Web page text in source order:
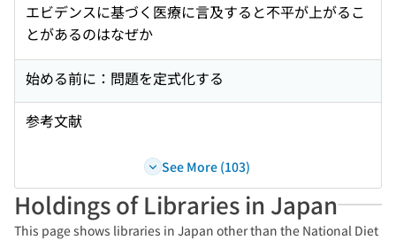
エビデンスに基づく医療に言及すると不平が上がるこ
とがあるのはなぜか
始める前に：問題を定式化する
参考文献
See More (103)
Holdings of Libraries in Japan
This page shows libraries in Japan other than the National Diet